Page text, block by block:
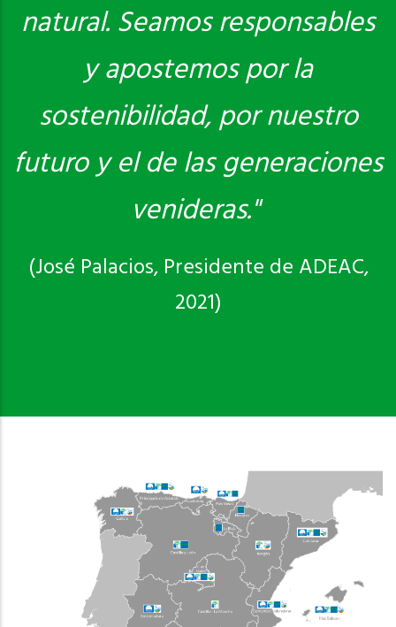
natural. Seamos responsables
y apostemos por la
sostenibilidad, por nuestro
futuro y el de las generaciones
venideras."
(José Palacios, Presidente de ADEAC,
2021)